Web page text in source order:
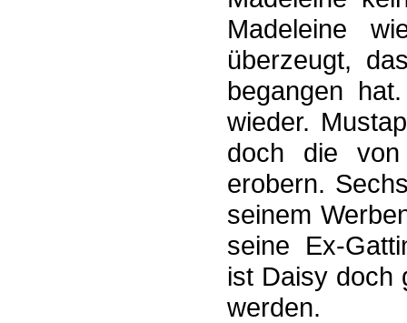
Madeleine
überzeugt,
begangen
wieder.
doch die
erobern.
seinem
seine Ex-
ist Daisy doch
werden.